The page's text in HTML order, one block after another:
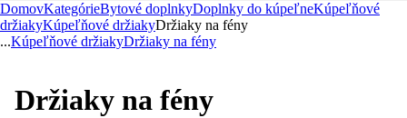
DomovKategórieBytové doplnkyDoplnky do kúpeľneKúpeľňové
držiakyKúpeľňové držiakyDržiaky na fény
...Kúpeľňové držiakyDržiaky na fény
Držiaky na fény